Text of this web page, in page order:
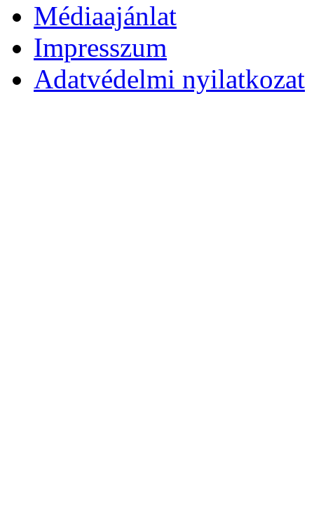
Médiaajánlat
Impresszum
Adatvédelmi nyilatkozat